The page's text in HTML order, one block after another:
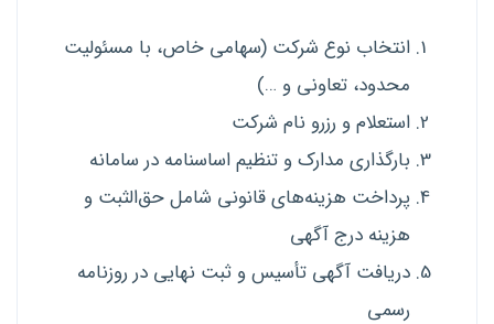
انتخاب نوع شرکت (سهامی خاص، با مسئولیت
محدود، تعاونی و …)
استعلام و رزرو نام شرکت
بارگذاری مدارک و تنظیم اساسنامه در سامانه
پرداخت هزینه‌های قانونی شامل حق‌الثبت و
هزینه درج آگهی
دریافت آگهی تأسیس و ثبت نهایی در روزنامه
رسمی